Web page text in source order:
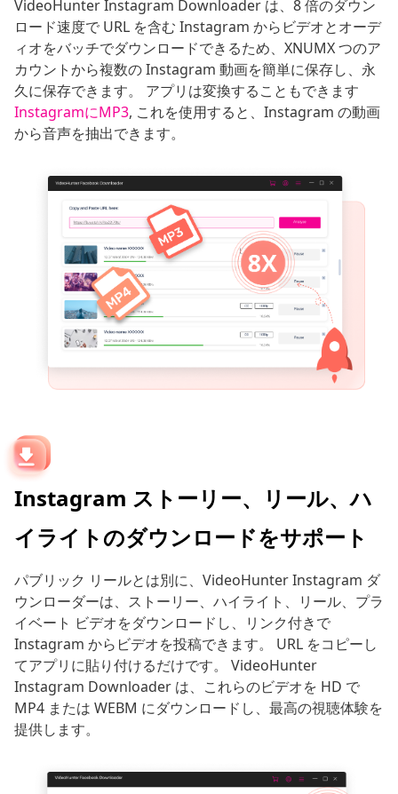
VideoHunter Instagram Downloader は、8 倍のダウン
ロード速度で URL を含む Instagram からビデオとオーデ
ィオをバッチでダウンロードできるため、XNUMX つのア
カウントから複数の Instagram 動画を簡単に保存し、永
久に保存できます。 アプリは変換することもできます
InstagramにMP3, これを使用すると、Instagram の動画
から音声を抽出できます。
Instagram ストーリー、リール、ハ
イライトのダウンロードをサポート
パブリック リールとは別に、VideoHunter Instagram ダ
ウンローダーは、ストーリー、ハイライト、リール、プラ
イベート ビデオをダウンロードし、リンク付きで
Instagram からビデオを投稿できます。 URL をコピーし
てアプリに貼り付けるだけです。 VideoHunter
Instagram Downloader は、これらのビデオを HD で
MP4 または WEBM にダウンロードし、最高の視聴体験を
提供します。